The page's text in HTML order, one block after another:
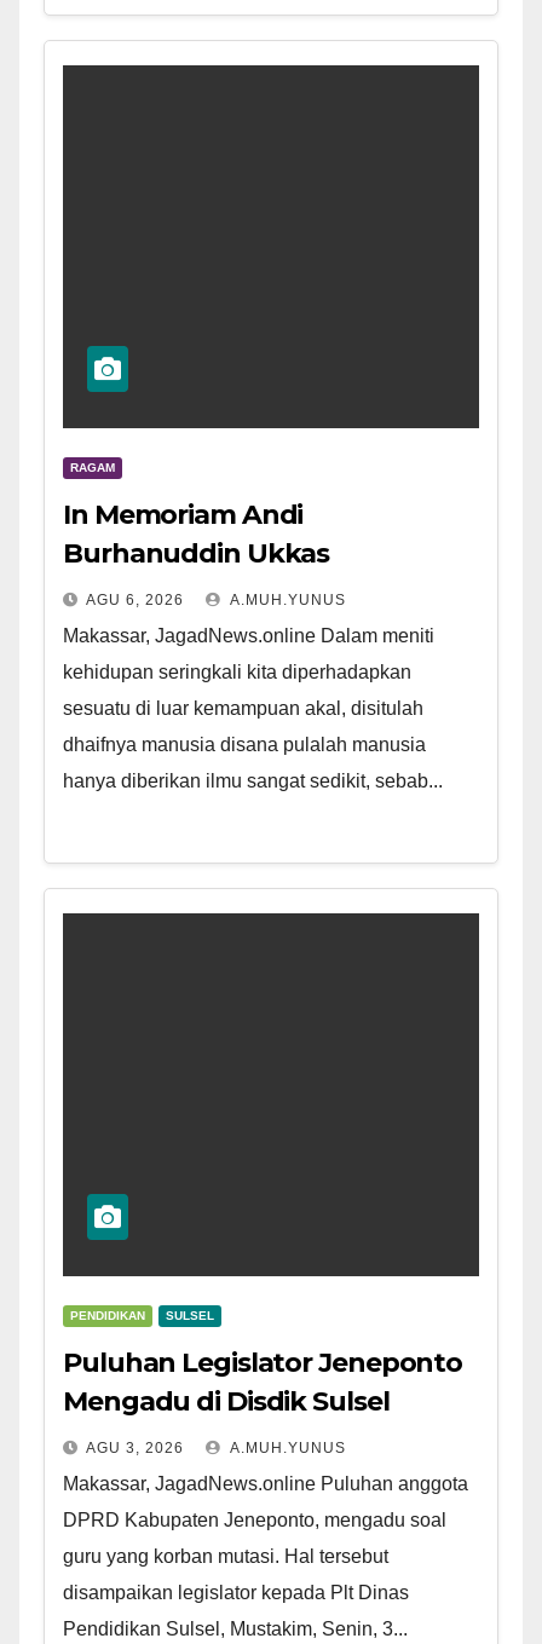
RAGAM
In Memoriam Andi
Burhanuddin Ukkas
AGU 6, 2026 A.MUH.YUNUS
Makassar, JagadNews.online Dalam meniti
kehidupan seringkali kita diperhadapkan
sesuatu di luar kemampuan akal, disitulah
dhaifnya manusia disana pulalah manusia
hanya diberikan ilmu sangat sedikit, sebab...
PENDIDIKAN SULSEL
Puluhan Legislator Jeneponto
Mengadu di Disdik Sulsel
AGU 3, 2026 A.MUH.YUNUS
Makassar, JagadNews.online Puluhan anggota
DPRD Kabupaten Jeneponto, mengadu soal
guru yang korban mutasi. Hal tersebut
disampaikan legislator kepada Plt Dinas
Pendidikan Sulsel, Mustakim, Senin, 3...